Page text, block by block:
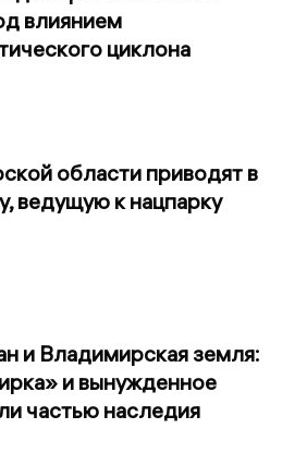
влиянием
циклона
области приводят в
ведущую к нацпарку
и Владимирская земля:
и вынужденное
частью наследия